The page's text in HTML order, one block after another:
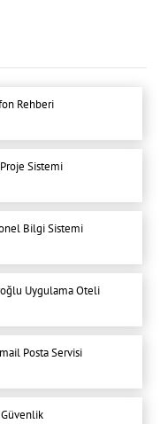
Rehberi
Sistemi
Bilgi Sistemi
Uygulama Oteli
Posta Servisi
Güvenlik